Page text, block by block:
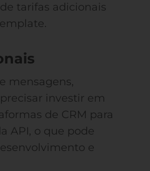
tarifas adicionais
mensagens,
investir em
de CRM para
API, o que pode
e